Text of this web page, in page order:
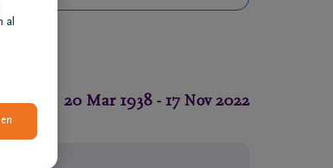
20 Mar 1938 - 17 Nov 2022
al